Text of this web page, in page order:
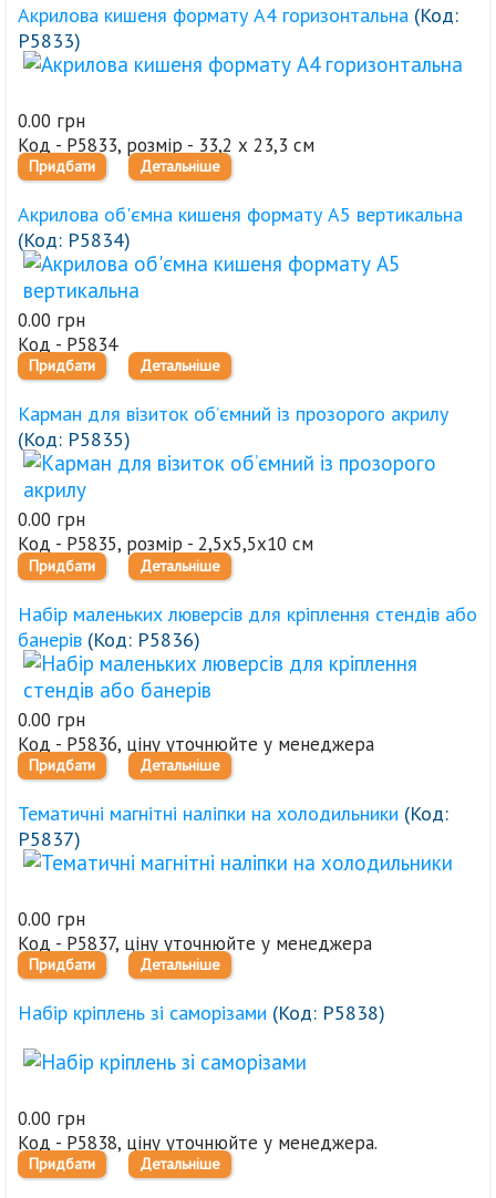
Акрилова кишеня формату А4 горизонтальна (Код:
Р5833)
0.00 грн
Код - Р5833, розмір - 33,2 х 23,3 см
Придбати Детальніше
Акрилова об'ємна кишеня формату А5 вертикальна
(Код: Р5834)
0.00 грн
Код - Р5834
Придбати Детальніше
Карман для візиток об’ємний із прозорого акрилу
(Код: Р5835)
0.00 грн
Код - Р5835, розмір - 2,5х5,5х10 см
Придбати Детальніше
Набір маленьких люверсів для кріплення стендів або
банерів (Код: Р5836)
0.00 грн
Код - Р5836, ціну уточнюйте у менеджера
Придбати Детальніше
Тематичні магнітні наліпки на холодильники (Код:
Р5837)
0.00 грн
Код - Р5837, ціну уточнюйте у менеджера
Придбати Детальніше
Набір кріплень зі саморізами (Код: Р5838)
0.00 грн
Код - Р5838, ціну уточнюйте у менеджера.
Придбати Детальніше